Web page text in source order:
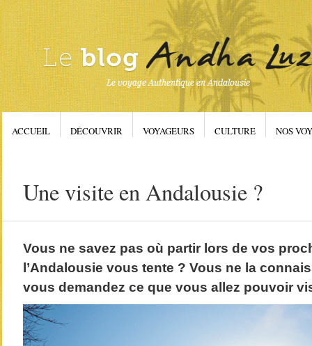
ACCUEIL DÉCOUVRIR VOYAGEURS CULTURE NOS
Une visite en Andalousie ?
Vous ne savez pas où partir lors de vos
l’Andalousie vous tente ? Vous ne la
vous demandez ce que vous allez pouvoir